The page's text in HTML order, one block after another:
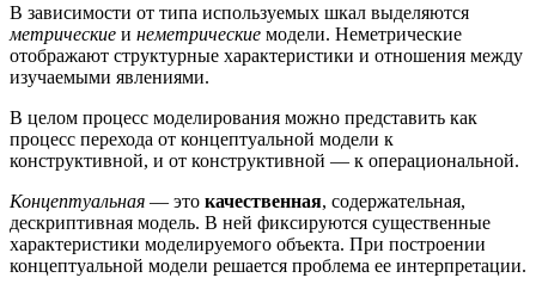
В зависимости от типа используемых шкал выделяются
метрические и неметрические модели. Неметрические
отображают структурные характеристики и отношения между
изучаемыми явлениями.
В целом процесс моделирования можно представить как
процесс перехода от концептуальной модели к
конструктивной, и от конструктивной — к операциональной.
Концептуальная — это качественная, содержательная,
дескриптивная модель. В ней фиксируются существенные
характеристики моделируемого объекта. При построении
концептуальной модели решается проблема ее интерпретации.